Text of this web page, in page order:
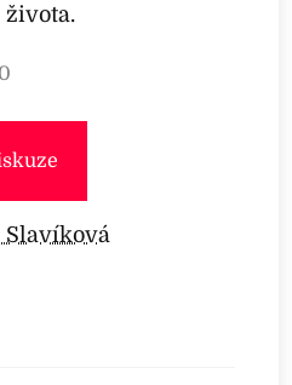
0
Slavíková